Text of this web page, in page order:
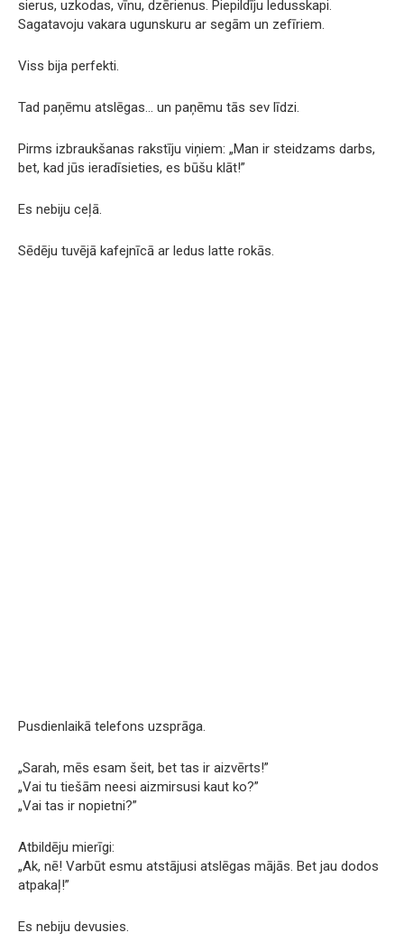
sierus, uzkodas, vīnu, dzērienus. Piepildīju ledusskapi.
Sagatavoju vakara ugunskuru ar segām un zefīriem.
Viss bija perfekti.
Tad paņēmu atslēgas… un paņēmu tās sev līdzi.
Pirms izbraukšanas rakstīju viņiem: „Man ir steidzams darbs,
bet, kad jūs ieradīsieties, es būšu klāt!”
Es nebiju ceļā.
Sēdēju tuvējā kafejnīcā ar ledus latte rokās.
Pusdienlaikā telefons uzsprāga.
„Sarah, mēs esam šeit, bet tas ir aizvērts!”
„Vai tu tiešām neesi aizmirsusi kaut ko?”
„Vai tas ir nopietni?”
Atbildēju mierīgi:
„Ak, nē! Varbūt esmu atstājusi atslēgas mājās. Bet jau dodos
atpakaļ!”
Es nebiju devusies.